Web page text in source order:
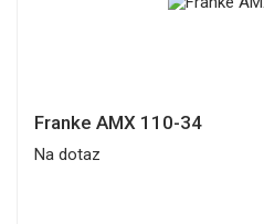
Franke AMX 110-34
Na dotaz